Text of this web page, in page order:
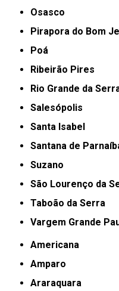
Osasco
Pirapora do Bom
Poá
Ribeirão Pires
Rio Grande da
Salesópolis
Santa Isabel
Santana de
Suzano
São Lourenço da
Taboão da Serra
Vargem Grande
Americana
Amparo
Araraquara